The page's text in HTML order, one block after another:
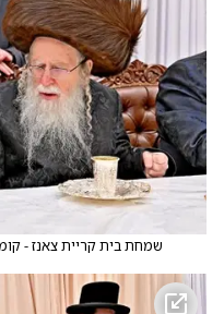
שמחת בית קריית צאנז -